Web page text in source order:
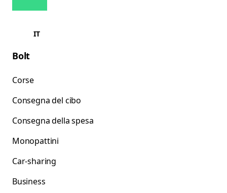
IT
Bolt
Corse
Consegna del cibo
Consegna della spesa
Monopattini
Car-sharing
Business